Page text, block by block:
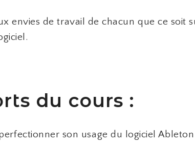
envies de travail de chacun que ce soit
du cours :
son usage du logiciel Ableton